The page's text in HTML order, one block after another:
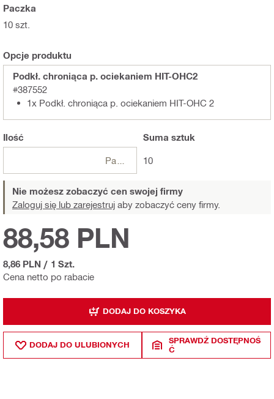
Paczka
10 szt.
Opcje produktu
Podkł. chroniąca p. ociekaniem HIT-OHC2
#387552
1x Podkł. chroniąca p. ociekaniem HIT-OHC 2
Ilość Suma sztuk
10
Nie możesz zobaczyć cen swojej firmy
Zaloguj się lub zarejestruj aby zobaczyć ceny firmy.
Cena netto po rabacie
88,58 PLN
8,86 PLN / 1 Szt.
DODAJ DO KOSZYKA
DODAJ DO ULUBIONYCH
SPRAWDŹ DOSTĘPNOŚ
Ć